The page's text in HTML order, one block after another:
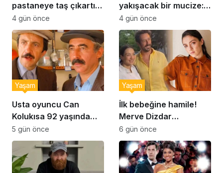
pastaneye taş çıkartır:
Şekerpare tarifi
4 gün önce
yakışacak bir mucize:
Brownie tadında ıslak
kurabiye tarifi…
4 gün önce
Usta oyuncu Can
Kolukısa 92 yaşında
hayatını kaybetti
Yaşam
5 gün önce
İlk bebeğine hamile!
Merve Dizdar
sessizliğini bozdu: ‘İsim
bulmak çok zor’
Yaşam
6 gün önce